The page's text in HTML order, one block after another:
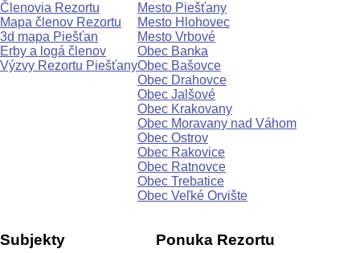
Členovia Rezortu
Mapa členov Rezortu
3d mapa Piešťan
Erby a logá členov
Výzvy Rezortu Piešťany
Mesto Piešťany
Mesto Hlohovec
Mesto Vrbové
Obec Banka
Obec Bašovce
Obec Drahovce
Obec Jalšové
Obec Krakovany
Obec Moravany nad Váhom
Obec Ostrov
Obec Rakovice
Obec Ratnovce
Obec Trebatice
Obec Veľké Orvište
Subjekty Ponuka Rezortu